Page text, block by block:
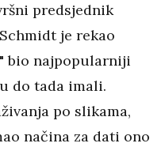
predsjednik
je rekao
bio najpopularniji
do tada imali.
po slikama,
načina za dati ono